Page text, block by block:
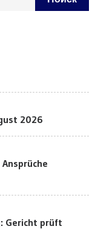
2026
Gericht prüft